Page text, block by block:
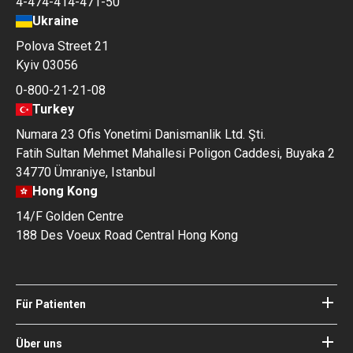
Ukraine
Polova Street 21
Kyiv 03056
0-800-21-21-08
Turkey
Numara 23 Ofis Yonetimi Danismanlik Ltd. Şti.
Fatih Sultan Mehmet Mahallesi Poligon Caddesi, Buyaka 2
34770 Ümraniye, Istanbul
Hong Kong
14/F Golden Centre
188 Des Voeux Road Central Hong Kong
Für Patienten
Kliniken
Ärzte
Über uns